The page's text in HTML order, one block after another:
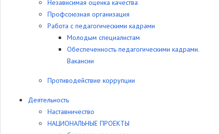
Независимая оценка качества
Профсоюзная организация
Работа с педагогическими кадрами
Молодым специалистам
Обеспеченность педагогическими кадрами.
Вакансии
Противодействие коррупции
Деятельность
Наставничество
НАЦИОНАЛЬНЫЕ ПРОЕКТЫ